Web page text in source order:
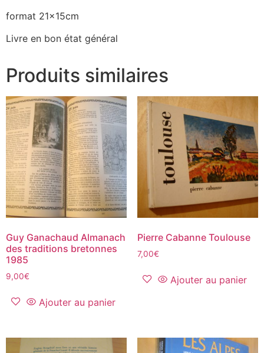
format 21x15cm
Livre en bon état général
Produits similaires
Guy Ganachaud Almanach
des traditions bretonnes
1985
9,00€
Ajouter au panier
Pierre Cabanne Toulouse
7,00€
Ajouter au panier